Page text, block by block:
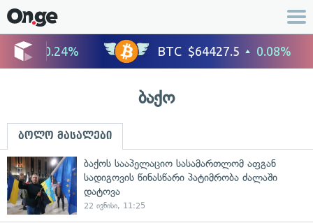
ბაქო
ბოლო მასალები
ბაქოს სააპელაციო სასამართლომ აფგან
სადიგოვის წინასწარი პატიმრობა ძალაში
დატოვა
22 ივნისი, 11:25